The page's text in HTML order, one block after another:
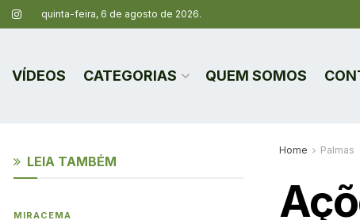
quinta-feira, 6 de agosto de 2026.
VÍDEOS CATEGORIAS QUEM SOMOS
Home Palmas
LEIA TAMBÉM
MIRACEMA